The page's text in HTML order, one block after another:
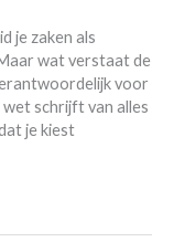
je zaken als
wat verstaat de
voor
wet schrijft van alles
je kiest